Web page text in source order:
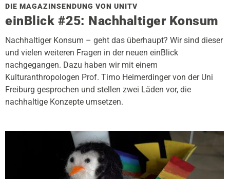
DIE MAGAZINSENDUNG VON UNITV
einBlick #25: Nachhaltiger Konsum
Nachhaltiger Konsum – geht das überhaupt? Wir sind dieser
und vielen weiteren Fragen in der neuen einBlick
nachgegangen. Dazu haben wir mit einem
Kulturanthropologen Prof. Timo Heimerdinger von der Uni
Freiburg gesprochen und stellen zwei Läden vor, die
nachhaltige Konzepte umsetzen.